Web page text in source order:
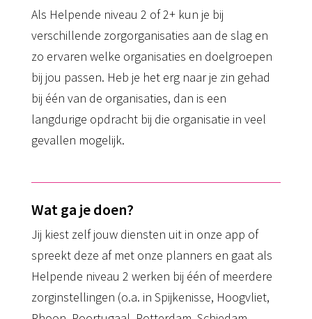
Als Helpende niveau 2 of 2+ kun je bij
verschillende zorgorganisaties aan de slag en
zo ervaren welke organisaties en doelgroepen
bij jou passen. Heb je het erg naar je zin gehad
bij één van de organisaties, dan is een
langdurige opdracht bij die organisatie in veel
gevallen mogelijk.
Wat ga je doen?
Jij kiest zelf jouw diensten uit in onze app of
spreekt deze af met onze planners en gaat als
Helpende niveau 2 werken bij één of meerdere
zorginstellingen (o.a. in Spijkenisse, Hoogvliet,